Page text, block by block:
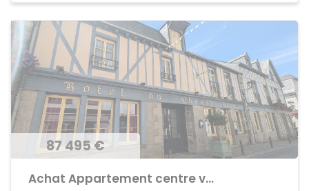
87 495 €
Achat Appartement centre ville